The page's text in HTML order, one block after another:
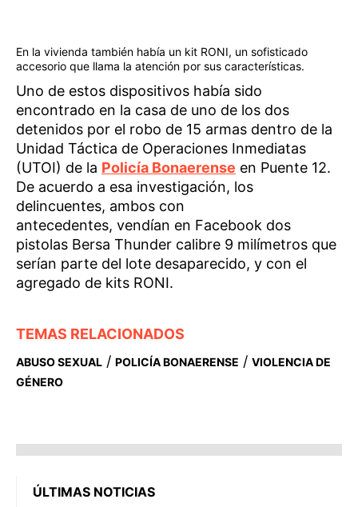
En la vivienda también había un kit RONI, un sofisticado
accesorio que llama la atención por sus características.
Uno de estos dispositivos había sido
encontrado en la casa de uno de los dos
detenidos por el robo de 15 armas dentro de la
Unidad Táctica de Operaciones Inmediatas
(UTOI) de la Policía Bonaerense en Puente 12.
De acuerdo a esa investigación, los
delincuentes, ambos con
antecedentes, vendían en Facebook dos
pistolas Bersa Thunder calibre 9 milímetros que
serían parte del lote desaparecido, y con el
agregado de kits RONI.
TEMAS RELACIONADOS
ABUSO SEXUAL / POLICÍA BONAERENSE / VIOLENCIA DE
GÉNERO
ÚLTIMAS NOTICIAS